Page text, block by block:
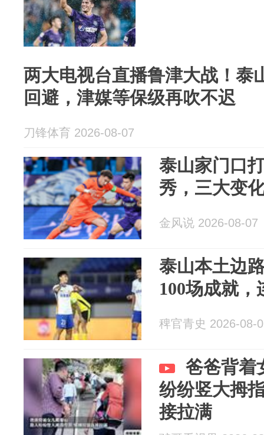
两大电视台直播鲁津大战！泰
回避，津媒等保级再吹不迟
刀锋体育 2026-08-07
泰山家门口
秀，三大变
金风说 2026-08-07
泰山本土边
100场成就
稗官青史 2026-08-
爸爸背着
纷纷竖大拇
接拉满